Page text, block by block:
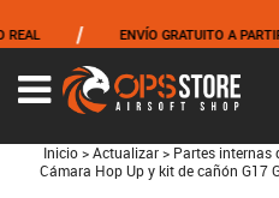
ENVÍO GRATUITO A PARTIR
Inicio > Actualizar > Partes internas
Cámara Hop Up y kit de cañón G17